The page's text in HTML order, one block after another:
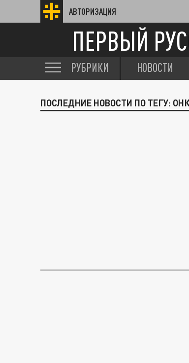
АВТОРИЗАЦИЯ
ПЕРВЫЙ
РУБРИКИ НОВОСТИ
ПОСЛЕДНИЕ НОВОСТИ ПО ТЕГУ: